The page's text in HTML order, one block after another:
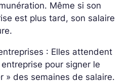
Même si son
est plus tard, son salaire
: Elles attendent
pour signer le
» des semaines de salaire.